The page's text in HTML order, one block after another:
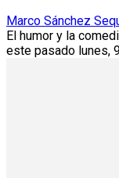
Marco Sánchez
El humor y la
este pasado lunes,